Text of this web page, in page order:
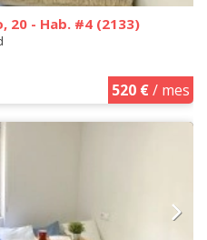
20 - Hab. #4 (2133)
520 €/ mes